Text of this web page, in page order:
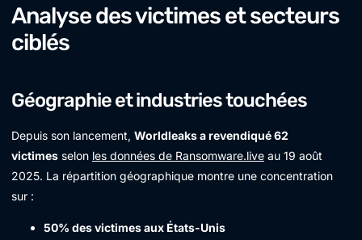
Analyse des victimes et secteurs
ciblés
Géographie et industries touchées
Depuis son lancement, Worldleaks a revendiqué 62
victimes selon les données de Ransomware.live au 19 août
2025. La répartition géographique montre une concentration
sur :
50% des victimes aux États-Unis